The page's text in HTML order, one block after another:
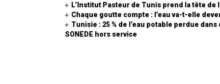
L’Institut Pasteur de Tunis prend la tête
Chaque goutte compte : l’eau va-t-elle
Tunisie : 25 % de l’eau potable perdue
SONEDE hors service